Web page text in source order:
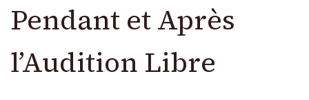
Pendant et Après
l’Audition Libre